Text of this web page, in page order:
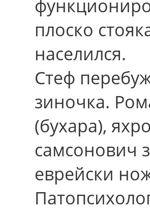
плоско
населился.
Стеф
зиночка.
(бухара),
самсонович
еврейски